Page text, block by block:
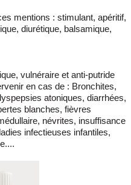
mentions : stimulant, apéritif,
diurétique, balsamique,
vulnéraire et anti-putride
en cas de : Bronchites,
atoniques, diarrhées,
blanches, fièvres
névrites, insuffisance
infectieuses infantiles,